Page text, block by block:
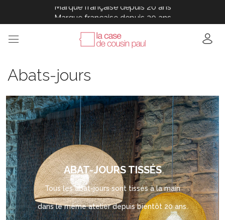
Marque française depuis 20 ans
Marque française depuis 20 ans
Marque française depuis 20 ans
Marque française depuis 20 ans
Abats-jours
ABAT-JOURS TISSÉS
Tous les abat-jours sont tissés à la main
dans le même atelier depuis bientôt 20 ans.